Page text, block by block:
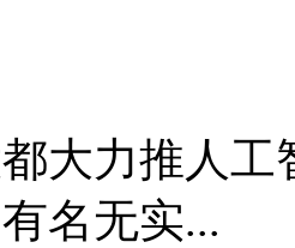
大力推人
名无实...